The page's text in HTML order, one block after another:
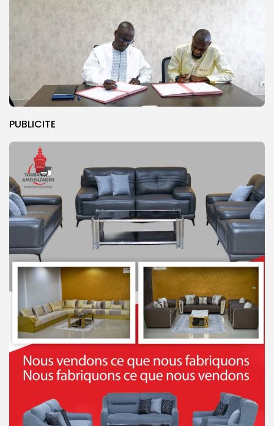
PUBLICITE